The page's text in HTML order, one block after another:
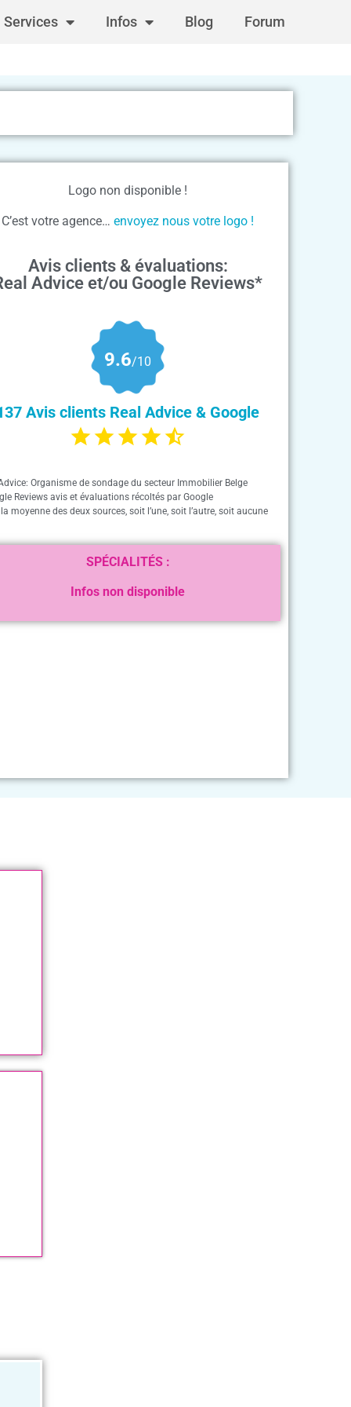
Services Infos Blog Forum
Logo non disponible !
C’est votre agence…envoyez nous votre logo !
Avis clients & évaluations:
Advice et/ou Google Reviews*
9.6/10
Avis clients Real Advice & Google
Organisme de sondage du secteur Immobilier Belge
Reviews avis et évaluations récoltés par Google
moyenne des deux sources, soit l’une, soit l’autre, soit aucune
SPÉCIALITÉS :
Infos non disponible